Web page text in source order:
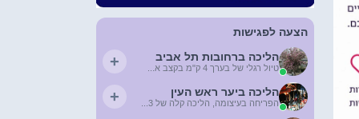
הצעה לפגישות
הליכה ברחובות תל אביב
טיול רגלי של בערך 4 ק"מ בקצב א... +
הליכה ביער ראש העין
הפריחה בעיצומה, הליכה קלה של 3... +